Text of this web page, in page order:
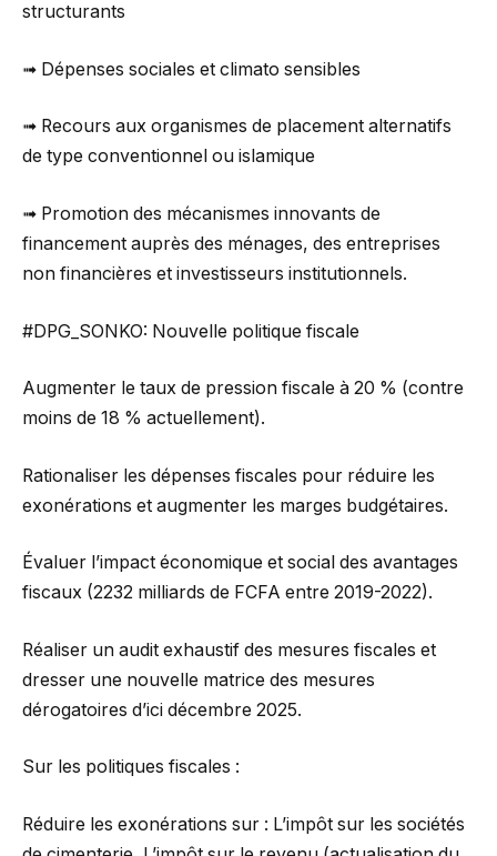
structurants
➟ Dépenses sociales et climato sensibles
➟ Recours aux organismes de placement alternatifs
de type conventionnel ou islamique
➟ Promotion des mécanismes innovants de
financement auprès des ménages, des entreprises
non financières et investisseurs institutionnels.
#DPG_SONKO: Nouvelle politique fiscale
Augmenter le taux de pression fiscale à 20 % (contre
moins de 18 % actuellement).
Rationaliser les dépenses fiscales pour réduire les
exonérations et augmenter les marges budgétaires.
Évaluer l’impact économique et social des avantages
fiscaux (2232 milliards de FCFA entre 2019-2022).
Réaliser un audit exhaustif des mesures fiscales et
dresser une nouvelle matrice des mesures
dérogatoires d’ici décembre 2025.
Sur les politiques fiscales :
Réduire les exonérations sur : L’impôt sur les sociétés